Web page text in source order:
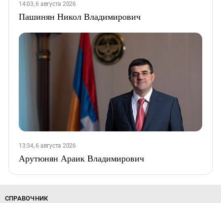
14:03, 6 августа 2026
Пашинян Никол Владимирович
13:34, 6 августа 2026
Арутюнян Араик Владимирович
СПРАВОЧНИК